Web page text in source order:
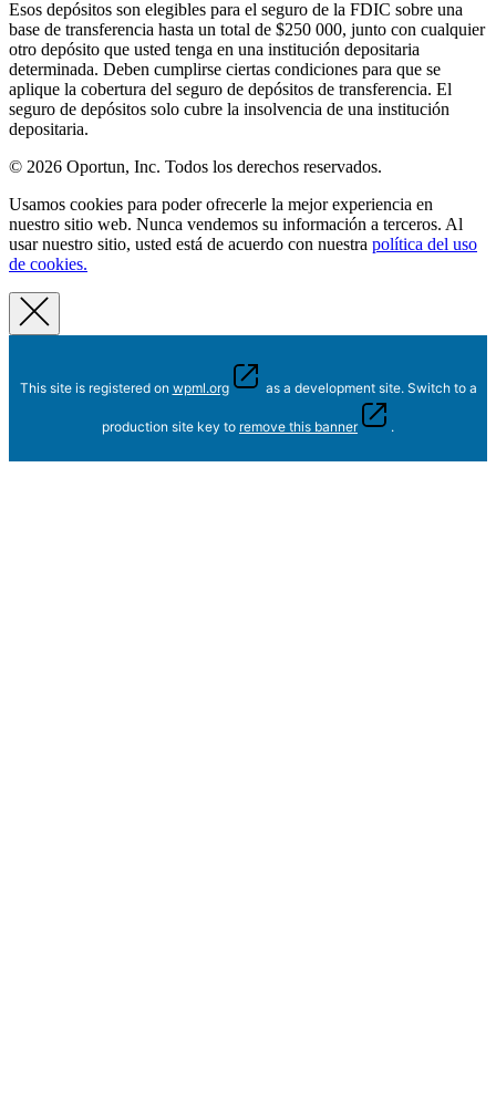
Esos depósitos son elegibles para el seguro de la FDIC sobre una
base de transferencia hasta un total de $250 000, junto con cualquier
otro depósito que usted tenga en una institución depositaria
determinada. Deben cumplirse ciertas condiciones para que se
aplique la cobertura del seguro de depósitos de transferencia. El
seguro de depósitos solo cubre la insolvencia de una institución
depositaria.
© 2026 Oportun, Inc. Todos los derechos reservados.
Usamos cookies para poder ofrecerle la mejor experiencia en
nuestro sitio web. Nunca vendemos su información a terceros. Al
usar nuestro sitio, usted está de acuerdo con nuestra política del uso
de cookies.
This site is registered on wpml.org as a development site. Switch to a
production site key to remove this banner .